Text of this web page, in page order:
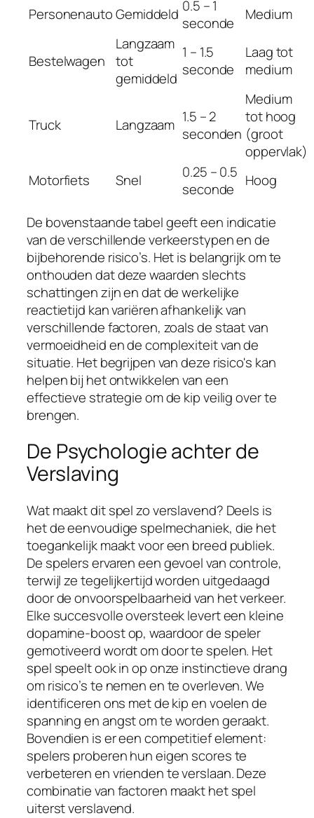
PersonenautoGemiddeld 0.5 – 1
seconde
Medium
Bestelwagen
Langzaam
tot
gemiddeld
1 – 1.5
seconde
Laag tot
medium
Truck Langzaam 1.5 – 2
seconden
Medium
tot hoog
(groot
oppervlak)
Motorfiets
Snel
0.25 – 0.5
seconde
Hoog
De bovenstaande tabel geeft een indicatie
van de verschillende verkeerstypen en de
bijbehorende risico’s. Het is belangrijk om te
onthouden dat deze waarden slechts
schattingen zijn en dat de werkelijke
reactietijd kan variëren afhankelijk van
verschillende factoren, zoals de staat van
vermoeidheid en de complexiteit van de
situatie. Het begrijpen van deze risico's kan
helpen bij het ontwikkelen van een
effectieve strategie om de kip veilig over te
brengen.
De Psychologie achter de
Verslaving
Wat maakt dit spel zo verslavend? Deels is
het de eenvoudige spelmechaniek, die het
toegankelijk maakt voor een breed publiek.
De spelers ervaren een gevoel van controle,
terwijl ze tegelijkertijd worden uitgedaagd
door de onvoorspelbaarheid van het verkeer.
Elke succesvolle oversteek levert een kleine
dopamine-boost op, waardoor de speler
gemotiveerd wordt om door te spelen. Het
spel speelt ook in op onze instinctieve drang
om risico’s te nemen en te overleven. We
identificeren ons met de kip en voelen de
spanning en angst om te worden geraakt.
Bovendien is er een competitief element:
spelers proberen hun eigen scores te
verbeteren en vrienden te verslaan. Deze
combinatie van factoren maakt het spel
uiterst verslavend.